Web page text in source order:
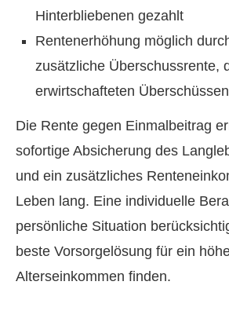
Hinterbliebenen gezahlt
Rentenerhöhung möglich
zusätzliche Überschussrente,
erwirtschafteten
Die Rente gegen Einmalbeitrag
sofortige Absicherung des
und ein zusätzliches
Leben lang. Eine individuelle
persönliche Situation
beste Vorsorgelösung für ein
Alterseinkommen finden.